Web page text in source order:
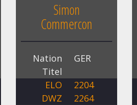
Simon
Commercon
Nation
GER
Titel
ELO
2204
DWZ
2264